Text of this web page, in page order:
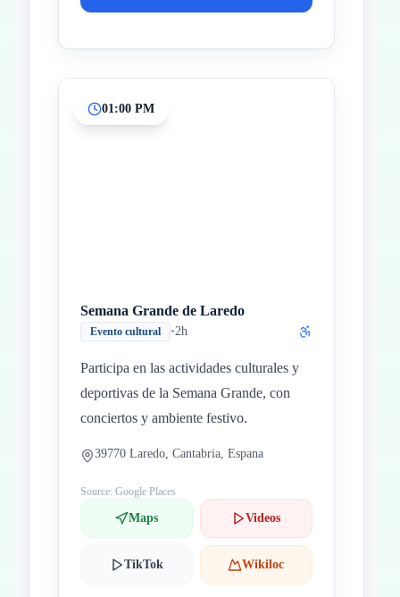
01:00 PM
Semana Grande de Laredo
Evento cultural •2h
Participa en las actividades culturales y
deportivas de la Semana Grande, con
conciertos y ambiente festivo.
39770 Laredo, Cantabria, Espana
Source: Google Places
Maps Videos
TikTok Wikiloc